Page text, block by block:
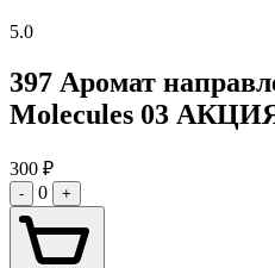
5.0
397 Аромат
Molecules 03
300 ₽
- 0 +